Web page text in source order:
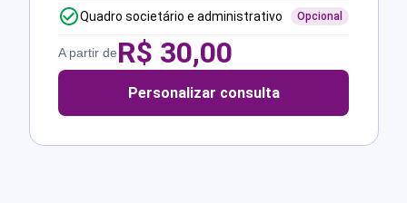
Quadro societário e administrativo Opcional
A partir deR$ 30,00
Personalizar consulta